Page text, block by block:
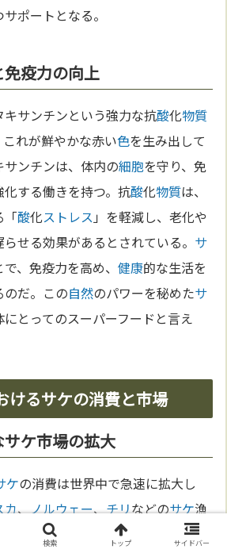
ポートとなる。
疫力の向上
キサンチンという強力な抗酸化物質
れが鮮やかな赤い色を生み出して
サンチンは、体内の細胞を守り、免
する働きを持つ。抗酸化物質は、
「酸化ストレス 」を軽減し、老化や
せる効果があるとされている。 サ
で、免疫力を高め、健康的な生活を
のだ。この自然のパワーを秘めたサ
とってのスーパーフードと言え
けるサケの消費と市場
ケ市場の拡大
ケの消費は世界中で急速に拡大し
カ、ノルウェー、チリなどのサケ漁
物流の を利用して、 サケを
検索 トップ サイドバー